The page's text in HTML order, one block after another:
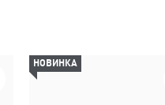
НОВИНКА